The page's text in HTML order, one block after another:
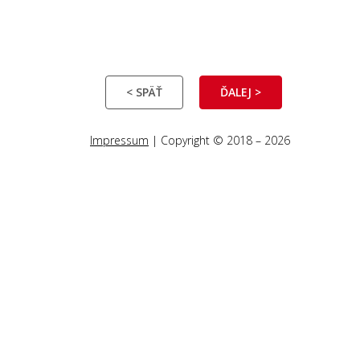
< SPÄŤ ĎALEJ >
Impressum | Copyright © 2018 – 2026